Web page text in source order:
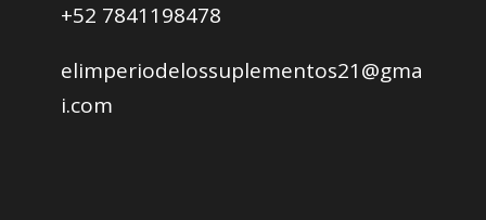
+52 7841198478
elimperiodelossuplementos21@gma
i.com